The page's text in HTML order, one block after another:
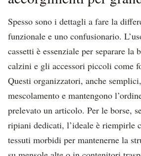
Spesso sono i dettagli a fare la
funzionale e uno confusionario.
cassetti è essenziale per separare
calzini e gli accessori piccoli come
Questi organizzatori, anche
mescolamento e mantengono
prelevato un articolo. Per le borse,
ripiani dedicati, l’ideale è riempirle
tessuti morbidi per mantenerne la